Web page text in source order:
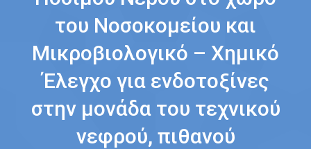
του Νοσοκομείου και
Μικροβιολογικό – Χημικό
Έλεγχο για ενδοτοξίνες
στην μονάδα του τεχνικού
νεφρού, πιθανού